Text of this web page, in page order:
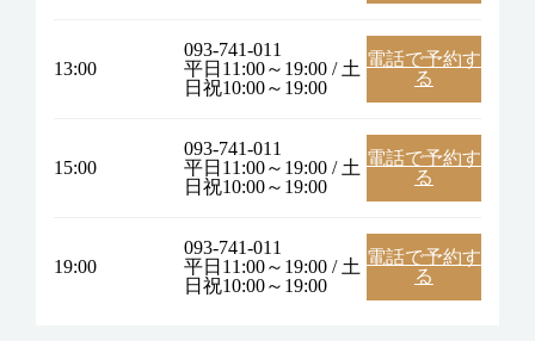
13:00
093-741-011
平日11:00～19:00 / 土
日祝10:00～19:00
電話で予約す
る
15:00
093-741-011
平日11:00～19:00 / 土
日祝10:00～19:00
電話で予約す
る
19:00
093-741-011
平日11:00～19:00 / 土
日祝10:00～19:00
電話で予約す
る